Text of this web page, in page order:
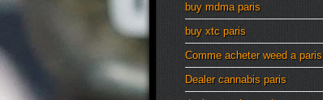
buy mdma paris
buy xtc paris
Comme acheter weed a paris
Dealer cannabis paris